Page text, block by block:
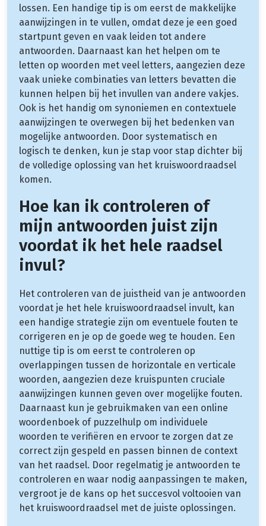
lossen. Een handige tip is om eerst de makkelijke
aanwijzingen in te vullen, omdat deze je een goed
startpunt geven en vaak leiden tot andere
antwoorden. Daarnaast kan het helpen om te
letten op woorden met veel letters, aangezien deze
vaak unieke combinaties van letters bevatten die
kunnen helpen bij het invullen van andere vakjes.
Ook is het handig om synoniemen en contextuele
aanwijzingen te overwegen bij het bedenken van
mogelijke antwoorden. Door systematisch en
logisch te denken, kun je stap voor stap dichter bij
de volledige oplossing van het kruiswoordraadsel
komen.
Hoe kan ik controleren of
mijn antwoorden juist zijn
voordat ik het hele raadsel
invul?
Het controleren van de juistheid van je antwoorden
voordat je het hele kruiswoordraadsel invult, kan
een handige strategie zijn om eventuele fouten te
corrigeren en je op de goede weg te houden. Een
nuttige tip is om eerst te controleren op
overlappingen tussen de horizontale en verticale
woorden, aangezien deze kruispunten cruciale
aanwijzingen kunnen geven over mogelijke fouten.
Daarnaast kun je gebruikmaken van een online
woordenboek of puzzelhulp om individuele
woorden te verifiëren en ervoor te zorgen dat ze
correct zijn gespeld en passen binnen de context
van het raadsel. Door regelmatig je antwoorden te
controleren en waar nodig aanpassingen te maken,
vergroot je de kans op het succesvol voltooien van
het kruiswoordraadsel met de juiste oplossingen.